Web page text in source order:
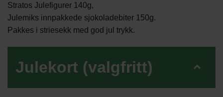
Stratos Julefigurer 140g,
Julemiks innpakkede sjokoladebiter 150g.
Pakkes i striesekk med god jul trykk.
Julekort (valgfritt)